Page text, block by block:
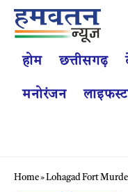
होम छत्तीसगढ़
मनोरंजन
Home» Lohagad Fort Murder Case : केक काटने